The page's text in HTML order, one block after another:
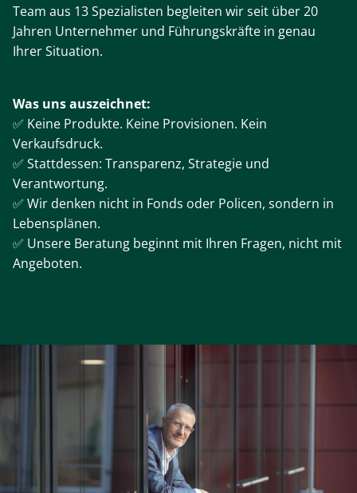
Team aus 13 Spezialisten begleiten wir seit über 20
Jahren Unternehmer und Führungskräfte in genau
Ihrer Situation.
Was uns auszeichnet:
✅ Keine Produkte. Keine Provisionen. Kein
Verkaufsdruck.
✅ Stattdessen: Transparenz, Strategie und
Verantwortung.
✅ Wir denken nicht in Fonds oder Policen, sondern in
Lebensplänen.
✅ Unsere Beratung beginnt mit Ihren Fragen, nicht mit
Angeboten.